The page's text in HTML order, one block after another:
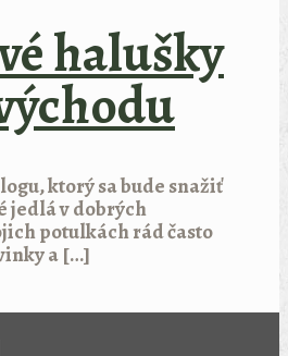
halušky
ktorý sa bude snažiť
jedlá v dobrých
potulkách rád často
a[…]